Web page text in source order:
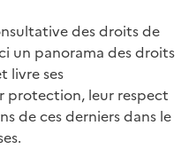
des droits de
un panorama des droits
livre ses
protection, leur respect
de ces derniers dans le